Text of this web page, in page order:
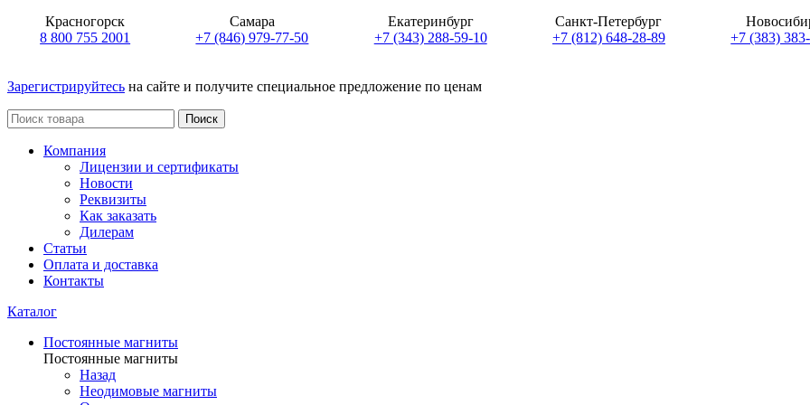
Красногорск
8 800 755 2001
Самара
+7 (846) 979-77-50
Екатеринбург
+7 (343) 288-59-10
Санкт-Петербург
+7 (812) 648-28-89
+7 (383)
Зарегистрируйтесь на сайте и получите специальное предложение по ценам
Поиск
Компания
Лицензии и сертификаты
Новости
Реквизиты
Как заказать
Дилерам
Статьи
Оплата и доставка
Контакты
Каталог
Постоянные магниты
Постоянные магниты
Назад
Неодимовые магниты